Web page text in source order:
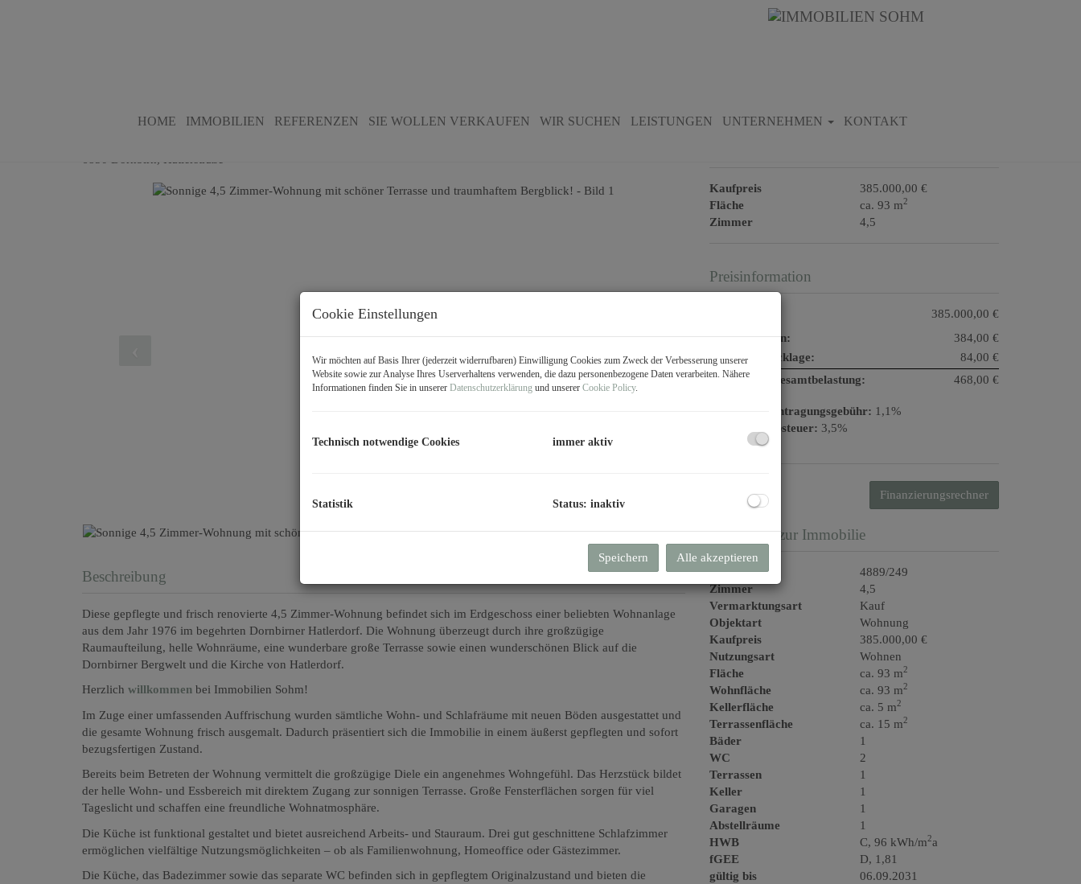
HOME IMMOBILIEN REFERENZEN SIE WOLLEN VERKAUFEN WIR SUCHEN LEISTUNGEN UNTERNEHMEN KONTAKT
Bergblick!
Beschreibung
Diese gepflegte und frisch renovierte 4,5 Zimmer-Wohnung befindet sich im Erdgeschoss einer beliebten Wohnanlage
aus dem Jahr 1976 im begehrten Dornbirner Hatlerdorf. Die Wohnung überzeugt durch ihre großzügige
Raumaufteilung, helle Wohnräume, eine wunderbare große Terrasse sowie einen wunderschönen Blick auf die
Dornbirner Bergwelt und die Kirche von Hatlerdorf.
Herzlich willkommen bei Immobilien Sohm!
Im Zuge einer umfassenden Auffrischung wurden sämtliche Wohn- und Schlafräume mit neuen Böden ausgestattet und
die gesamte Wohnung frisch ausgemalt. Dadurch präsentiert sich die Immobilie in einem äußerst gepflegten und sofort
bezugsfertigen Zustand.
Bereits beim Betreten der Wohnung vermittelt die großzügige Diele ein angenehmes Wohngefühl. Das Herzstück bildet
der helle Wohn- und Essbereich mit direktem Zugang zur sonnigen Terrasse. Große Fensterflächen sorgen für viel
Tageslicht und schaffen eine freundliche Wohnatmosphäre.
Die Küche ist funktional gestaltet und bietet ausreichend Arbeits- und Stauraum. Drei gut geschnittene Schlafzimmer
ermöglichen vielfältige Nutzungsmöglichkeiten – ob als Familienwohnung, Homeoffice oder Gästezimmer.
Die Küche, das Badezimmer sowie das separate WC befinden sich in gepflegtem Originalzustand und bieten die
Kaufpreis
385.000,00 €
Fläche
ca. 93 m2
Zimmer 4,5
Preisinformation
385.000,00 €
Betriebskosten:
384,00 €
Reparaturrücklage:
84,00 €
monatliche Gesamtbelastung:
468,00 €
Grundbucheintragungsgebühr: 1,1%
Grunderwerbsteuer: 3,5%
Finanzierungsrechner
Basisdaten zur Immobilie
Objektnr.
4889/249
Zimmer
4,5
Vermarktungsart
Kauf
Objektart
Wohnung
Kaufpreis
385.000,00 €
Nutzungsart
Wohnen
Fläche
ca. 93 m2
Wohnfläche ca. 93 m2
Kellerfläche ca. 5 m2
Terrassenfläche ca. 15 m2
Bäder
1
WC
2
Terrassen
1
Keller
1
Garagen
1
Abstellräume
1
HWB
C, 96 kWh/m2a
fGEE
D, 1,81
gültig bis
06.09.2031
Cookie Einstellungen
Wir möchten auf Basis Ihrer (jederzeit widerrufbaren) Einwilligung Cookies zum Zweck der Verbesserung unserer
Website sowie zur Analyse Ihres Userverhaltens verwenden, die dazu personenbezogene Daten verarbeiten. Nähere
Informationen finden Sie in unserer Datenschutzerklärung und unserer Cookie Policy.
Technisch notwendige Cookies immer aktiv
Statistik Status: inaktiv
Speichern Alle akzeptieren